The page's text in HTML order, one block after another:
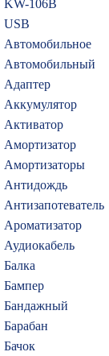
KW-106B
USB
Автомобильное
Автомобильный
Адаптер
Аккумулятор
Активатор
Амортизатор
Амортизаторы
Антидождь
Антизапотеватель
Ароматизатор
Аудиокабель
Балка
Бампер
Бандажный
Барабан
Бачок